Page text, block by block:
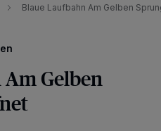
Blaue Laufbahn Am Gelben
Gelben